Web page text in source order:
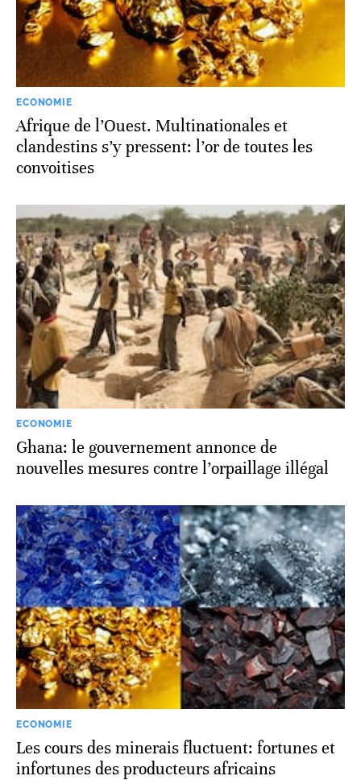
ECONOMIE
Afrique de l’Ouest. Multinationales et
clandestins s’y pressent: l’or de toutes les
convoitises
ECONOMIE
Ghana: le gouvernement annonce de
nouvelles mesures contre l’orpaillage illégal
ECONOMIE
Les cours des minerais fluctuent: fortunes et
infortunes des producteurs africains